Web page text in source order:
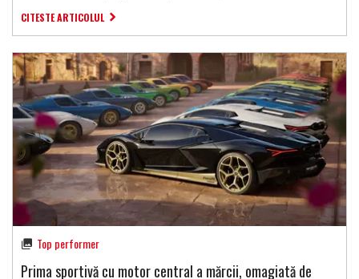
CITESTE ARTICOLUL
Top performer
Prima sportivă cu motor central a mărcii, omagiată de